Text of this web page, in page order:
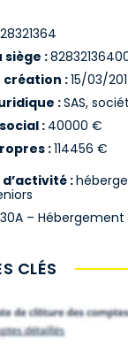
siège :
création :15/03/
:SAS,
:40000 €
:114456 €
d’activité :
–
CLÉS